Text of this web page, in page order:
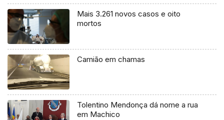
Mais 3.261 novos casos e oito
mortos
Camião em chamas
Tolentino Mendonça dá nome a rua
em Machico